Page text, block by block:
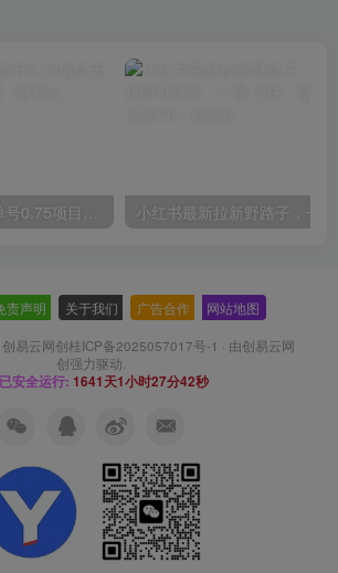
责声明 关于我们 广告合作 网站地图
创易云网创桂ICP备2025057017号-1 · 由创易云网
创强力驱动.
安全运行: 1641天1小时27分43秒